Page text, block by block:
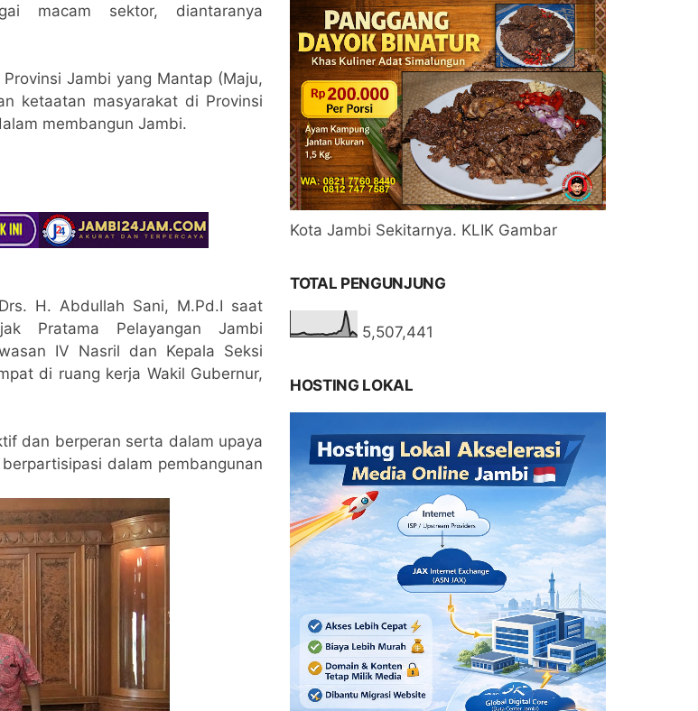
macam sektor, diantaranya
Jambi yang Mantap (Maju,
ketaatan masyarakat di Provinsi
membangun Jambi.
H. Abdullah Sani, M.Pd.I saat
Pratama Pelayangan Jambi
IV Nasril dan Kepala Seksi
di ruang kerja Wakil Gubernur,
dan berperan serta dalam upaya
dalam pembangunan
Kota Jambi Sekitarnya. KLIK Gambar
TOTAL PENGUNJUNG
5,507,441
HOSTING LOKAL